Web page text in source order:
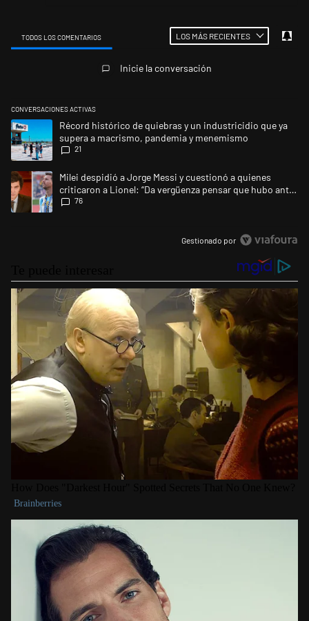
TODOS LOS COMENTARIOS LOS MÁS RECIENTES
Inicie la conversación
CONVERSACIONES ACTIVAS
Este listado muestra los artículos con más comentarios en los últimos
Un artículo de tendencia con el título "Récord histórico de quiebras y
Récord histórico de quiebras y un industricidio que ya
supera a macrismo, pandemia y menemismo
21
Un artículo de tendencia con el título "Milei despidió a Jorge Messi y
Milei despidió a Jorge Messi y cuestionó a quienes
criticaron a Lionel: “Da vergüenza pensar que hubo anti-
Messi”
76
Gestionado por